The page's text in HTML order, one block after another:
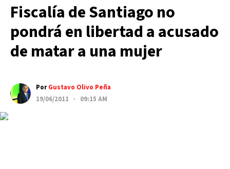
Fiscalía de Santiago no
pondrá en libertad a acusado
de matar a una mujer
PorGustavo Olivo Peña
19/06/2011 · 09:15 AM